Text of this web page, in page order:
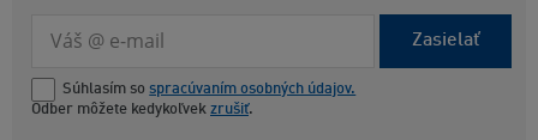
Zasielať
Súhlasím so spracúvaním osobných údajov.
Odber môžete kedykoľvek zrušiť.